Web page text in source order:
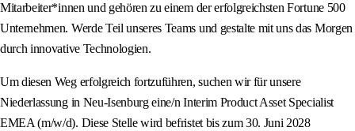
Mitarbeiter*innen und gehören zu einem der erfolgreichsten Fortune 500
Unternehmen. Werde Teil unseres Teams und gestalte mit uns das Morgen
durch innovative Technologien.
Um diesen Weg erfolgreich fortzuführen, suchen wir für unsere
Niederlassung in Neu-Isenburg eine/n Interim Product Asset Specialist
EMEA (m/w/d). Diese Stelle wird befristet bis zum 30. Juni 2028